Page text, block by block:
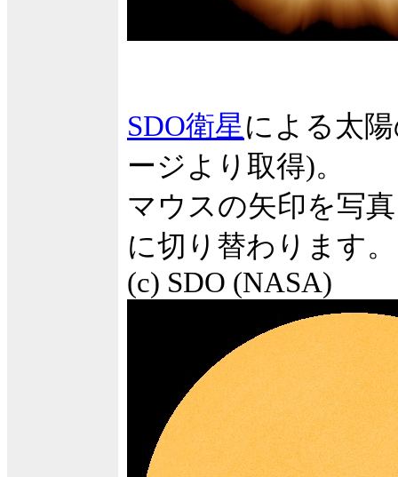
SDO衛星による太
ージより取得)。
マウスの矢印を写
に切り替わります。
(c) SDO (NASA)